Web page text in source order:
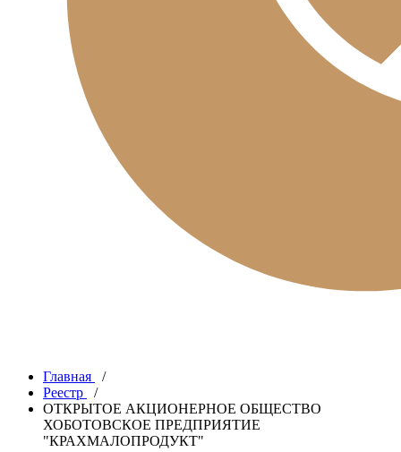
Главная
/
Реестр
/
ОТКРЫТОЕ АКЦИОНЕРНОЕ ОБЩЕСТВО
ХОБОТОВСКОЕ ПРЕДПРИЯТИЕ
"КРАХМАЛОПРОДУКТ"